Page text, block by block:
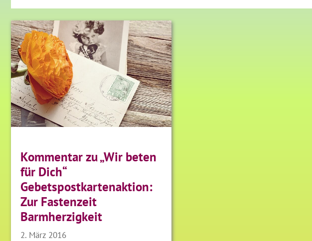
Kommentar zu „Wir beten
für Dich“
Gebetspostkartenaktion:
Zur Fastenzeit
Barmherzigkeit
2. März 2016